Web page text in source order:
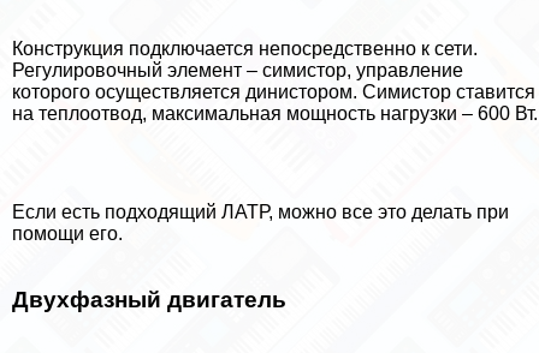
Конструкция подключается непосредственно к сети.
Регулировочный элемент – симистор, управление
которого осуществляется динистором. Симистор ставится
на теплоотвод, максимальная мощность нагрузки – 600 Вт.
Если есть подходящий ЛАТР, можно все это делать при
помощи его.
Двухфазный двигатель